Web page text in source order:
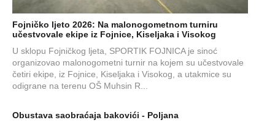
Fojničko ljeto 2026: Na malonogometnom turniru
učestvovale ekipe iz Fojnice, Kiseljaka i Visokog
U sklopu Fojničkog ljeta, SPORTIK FOJNICA je sinoć
organizovao malonogometni turnir na kojem su učestvovale
četiri ekipe, iz Fojnice, Kiseljaka i Visokog, a utakmice su
odigrane na terenu OŠ Muhsin R...
Obustava saobraćaja bakovići - Poljana